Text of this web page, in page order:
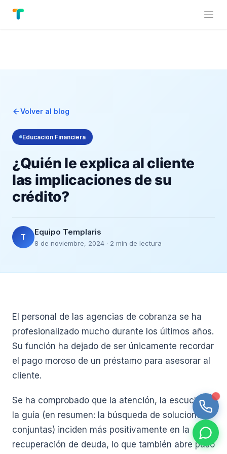
Volver al blog
Educación Financiera
¿Quién le explica al cliente
las implicaciones de su
crédito?
T
Equipo Templaris
8 de noviembre, 2024 · 2 min de lectura
El personal de las agencias de cobranza se ha
profesionalizado mucho durante los últimos años.
Su función ha dejado de ser únicamente recordar
el pago moroso de un préstamo para asesorar al
cliente.
Se ha comprobado que la atención, la escucha y
la guía (en resumen: la búsqueda de soluciones
conjuntas) inciden más positivamente en la
recuperación de deuda, lo que también abre paso